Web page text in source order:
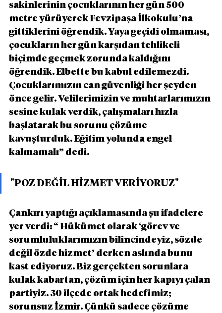
sakinlerinin çocuklarının her gün 500
metre yürüyerek Fevzipaşa İlkokulu’na
gittiklerini öğrendik. Yaya geçidi olmaması,
çocukların her gün karşıdan tehlikeli
biçimde geçmek zorunda kaldığını
öğrendik. Elbette bu kabul edilemezdi.
Çocuklarımızın can güvenliği her şeyden
önce gelir. Velilerimizin ve muhtarlarımızın
sesine kulak verdik, çalışmaları hızla
başlatarak bu sorunu çözüme
kavuşturduk. Eğitim yolunda engel
kalmamalı” dedi.
"POZ DEĞİL HİZMET VERİYORUZ"
Çankırı yaptığı açıklamasında şu ifadelere
yer verdi: “ Hükümet olarak ‘görev ve
sorumluluklarımızın bilincindeyiz, sözde
değil özde hizmet’ derken aslında bunu
kast ediyoruz. Biz gerçekten sorunlara
kulak kabartan, çözüm için her kapıyı çalan
partiyiz. 30 ilçede ortak hedefimiz;
sorunsuz İzmir. Çünkü sadece çözüme